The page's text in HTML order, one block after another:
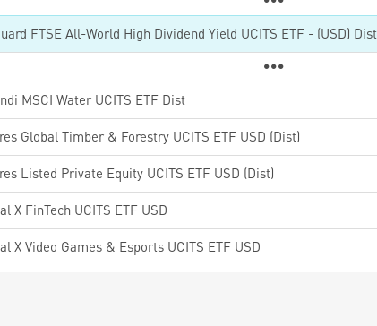
MSCI Water UCITS ETF Dist
Global Timber & Forestry UCITS ETF USD (Dist)
Listed Private Equity UCITS ETF USD (Dist)
X FinTech UCITS ETF USD
X Video Games & Esports UCITS ETF USD